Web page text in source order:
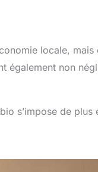
locale,
également non
s’impose de plus